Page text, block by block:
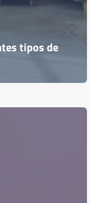
tipos de